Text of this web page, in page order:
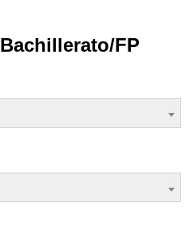
Bachillerato/FP